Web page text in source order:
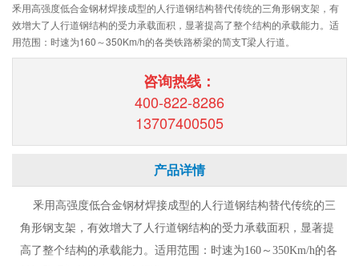
釆用高强度低合金钢材焊接成型的人行道钢结构替代传统的三角形钢支架，有
效增大了人行道钢结构的受力承载面积，显著提高了整个结构的承载能力。适
用范围：时速为160～350Km/h的各类铁路桥梁的简支T梁人行道。
咨询热线：
400-822-8286
13707400505
产品详情
釆用高强度低合金钢材焊接成型的人行道钢结构替代传统的三
角形钢支架，有效增大了人行道钢结构的受力承载面积，显著提
高了整个结构的承载能力。适用范围：时速为160～350Km/h的各